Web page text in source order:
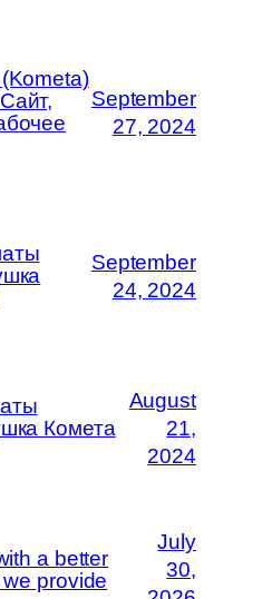
September
27, 2024
September
24, 2024
Комета
August
21,
2024
a better
provide
July
30,